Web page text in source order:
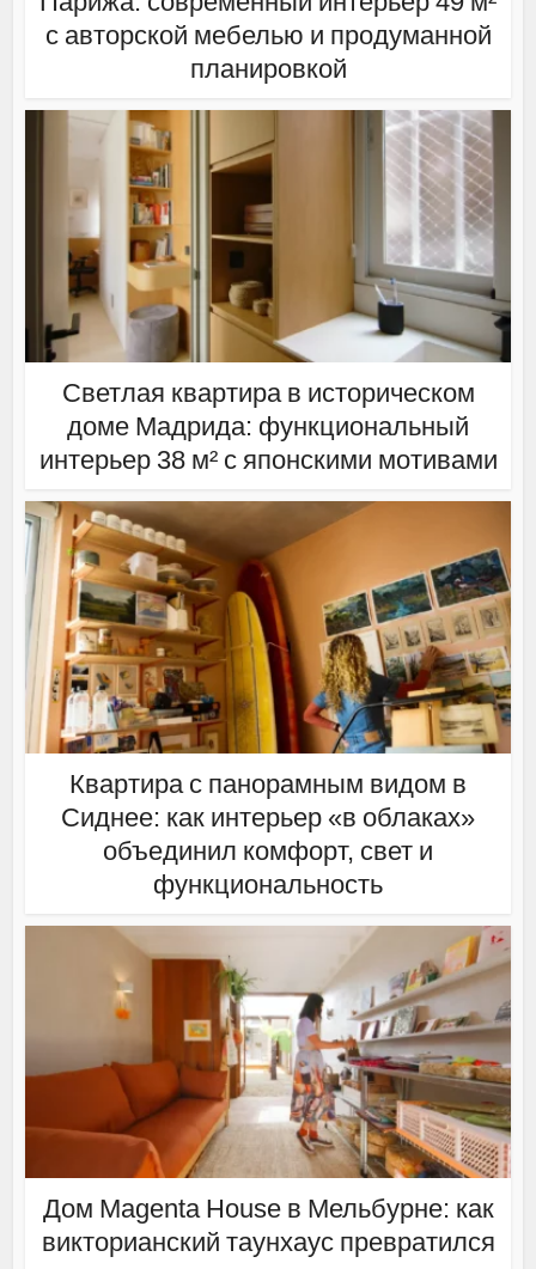
с авторской мебелью и продуманной
планировкой
Светлая квартира в историческом
доме Мадрида: функциональный
интерьер 38 м² с японскими мотивами
Квартира с панорамным видом в
Сиднее: как интерьер «в облаках»
объединил комфорт, свет и
функциональность
Дом Magenta House в Мельбурне: как
викторианский таунхаус превратился